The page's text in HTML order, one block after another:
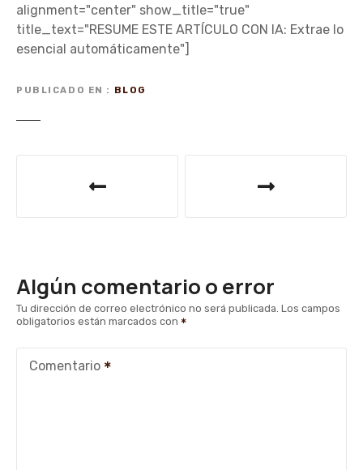
alignment="center" show_title="true"
title_text="RESUME ESTE ARTÍCULO CON IA: Extrae lo
esencial automáticamente"]
PUBLICADO EN BLOG
g
a
Algún comentario o error
Tu dirección de correo electrónico no será publicada. Los campos
obligatorios están marcados con
Comentario